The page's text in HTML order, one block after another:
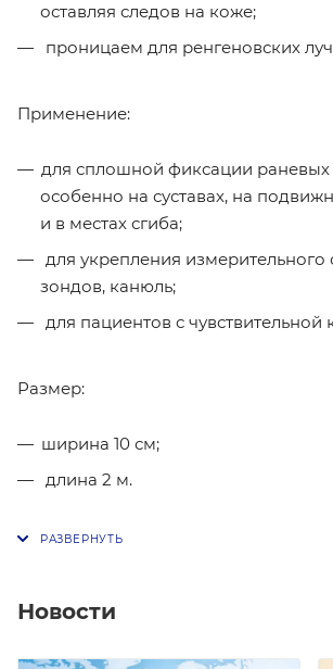
оставляя следов на коже;
проницаем для ренгеновских
Применение:
для сплошной фиксации раневых
особенно на суставах, на
и в местах сгиба;
для укрепления
зондов, канюль;
для пациентов с чувствительной
Размер:
ширина 10 см;
длина 2 м.
Новости